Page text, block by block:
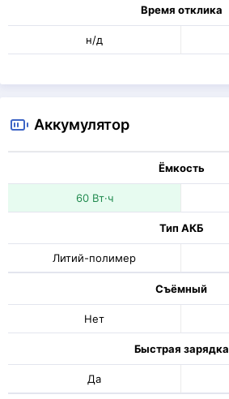
Время отклика
н/д
Аккумулятор
Ёмкость
60 Вт·ч
Тип АКБ
Литий-полимер
Съёмный
Нет
Быстрая зарядка
Да